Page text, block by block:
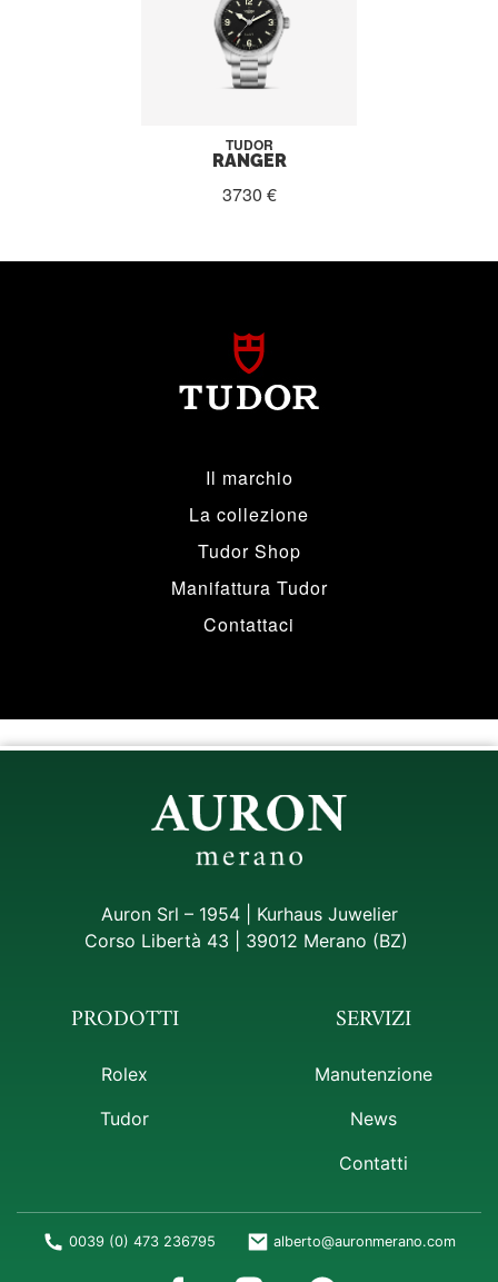
TUDOR
RANGER
3730 €
Il marchio
La collezione
Tudor Shop
Manifattura Tudor
Contattaci
Auron Srl – 1954 | Kurhaus Juwelier
Corso Libertà 43 | 39012 Merano (BZ)
PRODOTTI
Rolex
Tudor
SERVIZI
Manutenzione
News
Contatti
0039 (0) 473 236795 alberto@auronmerano.com